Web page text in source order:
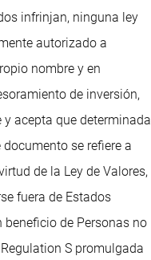
infrinjan, ninguna ley
autorizado a
nombre y en
de inversión,
acepta que determinada
se refiere a
de la Ley de Valores,
fuera de Estados
de Personas no
S promulgada